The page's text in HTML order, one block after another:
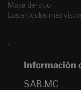
Mapa del sitio
Los artículos más